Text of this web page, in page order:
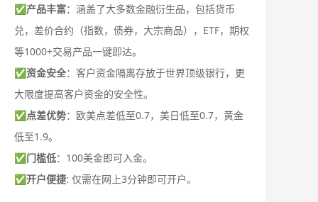
✅产品丰富：涵盖了大多数金融衍生品，包括货币
兑，差价合约（指数，债券，大宗商品），ETF，期权
等1000+交易产品一键即达。
✅资金安全：客户资金隔离存放于世界顶级银行，更
大限度提高客户资金的安全性。
✅点差优势：欧美点差低至0.7，美日低至0.7，黄金
低至1.9。
✅门槛低：100美金即可入金。
✅开户便捷: 仅需在网上3分钟即可开户。